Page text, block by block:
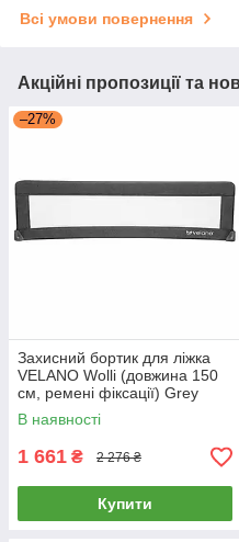
Всі умови повернення
Акційні пропозиції та
–27%
Захисний бортик для ліжка
VELANO Wolli (довжина 150
см, ремені фіксації) Grey
Сірий
В наявності
1 661 ₴ 2 276 ₴
Купити